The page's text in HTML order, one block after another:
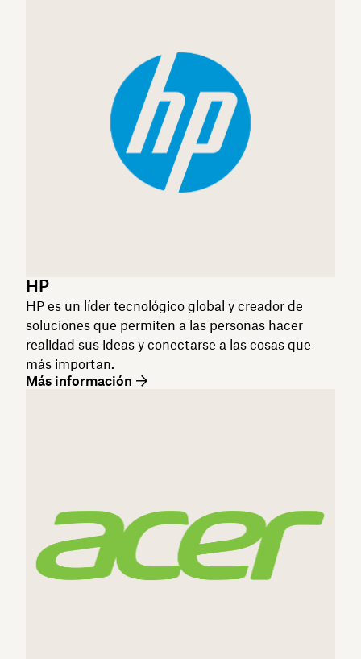
HP
HP es un líder tecnológico global y creador de
soluciones que permiten a las personas hacer
realidad sus ideas y conectarse a las cosas que
más importan.
Más información